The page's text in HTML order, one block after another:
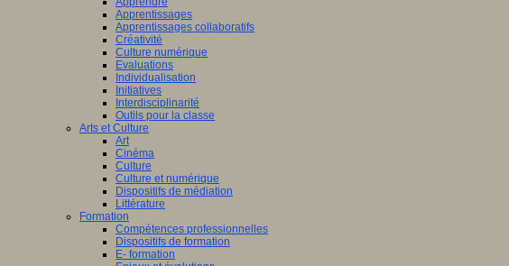
Apprentissages
Apprentissages collaboratifs
Créativité
Culture numérique
Evaluations
Individualisation
Initiatives
Interdisciplinarité
Outils pour la classe
Arts et Culture
Art
Cinéma
Culture
Culture et numérique
Dispositifs de médiation
Littérature
Formation
Compétences professionnelles
Dispositifs de formation
E- formation